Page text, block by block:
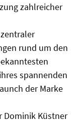
zahlreicher
rund um den
spannenden
der Marke
Dominik Küstner